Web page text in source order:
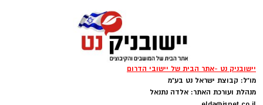
קדריט לתמונה: דוברות משרד האנרגיה
יישובניק נט -אתר הבית של יישובי הדרום
מו"ל: קבוצת ישראל נט בע"מ
מנהלת ועורכת האתר: אלדה נתנאל